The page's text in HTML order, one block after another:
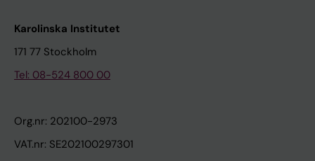
Karolinska Institutet
171 77 Stockholm
Tel: 08-524 800 00
Org.nr: 202100-2973
VAT.nr: SE202100297301